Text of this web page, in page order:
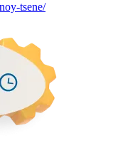
tsene/